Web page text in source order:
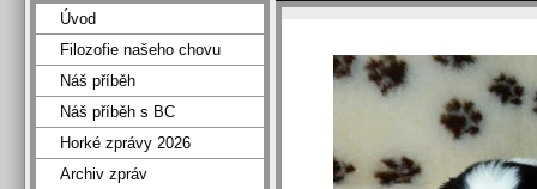
Úvod
Filozofie našeho chovu
Náš příběh
Náš příběh s BC
Horké zprávy 2026
Archiv zpráv